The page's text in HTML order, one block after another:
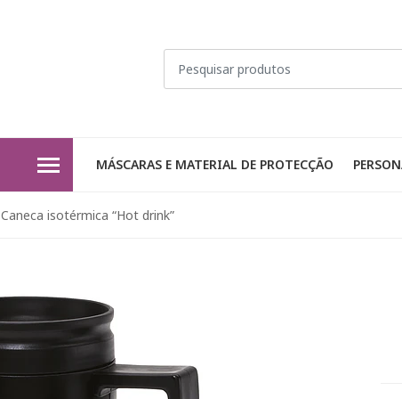
MÁSCARAS E MATERIAL DE PROTECÇÃO
Caneca isotérmica “Hot drink”